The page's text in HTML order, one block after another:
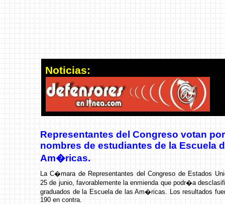
Representantes del Congreso votan
nombres de estudiantes de la Escuela
Am�ricas.
La C�mara de Representantes del Congreso de Estados
25 de junio, favorablemente la enmienda que podr�a
graduados de la Escuela de las Am�ricas. Los resultados
190 en contra.
Noticias: